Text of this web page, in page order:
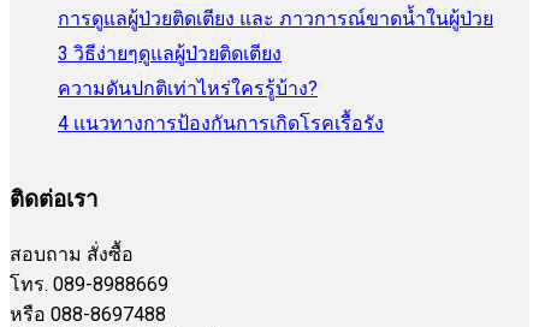
การดูแลผู้ป่วยติดเตียง และ ภาวการณ์ขาดน้ำในผู้ป่วย
3 วิธีง่ายๆดูแลผู้ป่วยติดเตียง
ความดันปกติเท่าไหร่ใครรู้บ้าง?
4 เเนวทางการป้องกันการเกิดโรคเรื้อรัง
ติดต่อเรา
สอบถาม สั่งซื้อ
โทร. 089-8988669
หรือ 088-8697488